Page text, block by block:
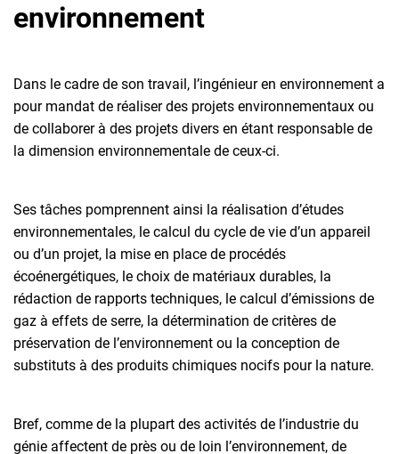
environnement
Dans le cadre de son travail, l’ingénieur en environnement a
pour mandat de réaliser des projets environnementaux ou
de collaborer à des projets divers en étant responsable de
la dimension environnementale de ceux-ci.
Ses tâches pomprennent ainsi la réalisation d’études
environnementales, le calcul du cycle de vie d’un appareil
ou d’un projet, la mise en place de procédés
écoénergétiques, le choix de matériaux durables, la
rédaction de rapports techniques, le calcul d’émissions de
gaz à effets de serre, la détermination de critères de
préservation de l’environnement ou la conception de
substituts à des produits chimiques nocifs pour la nature.
Bref, comme de la plupart des activités de l’industrie du
génie affectent de près ou de loin l’environnement, de